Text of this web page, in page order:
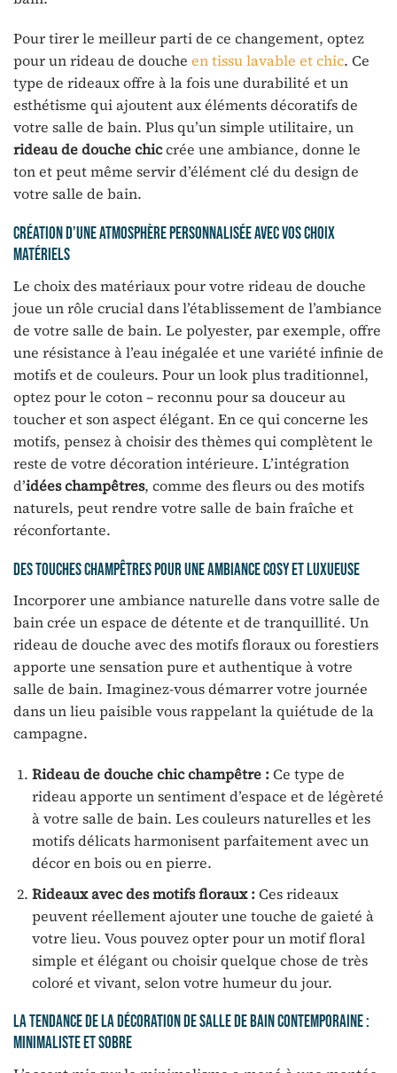
Pour tirer le meilleur parti de ce changement, optez
pour un rideau de douche en tissu lavable et chic. Ce
type de rideaux offre à la fois une durabilité et un
esthétisme qui ajoutent aux éléments décoratifs de
votre salle de bain. Plus qu’un simple utilitaire, un
rideau de douche chiccrée une ambiance, donne le
ton et peut même servir d’élément clé du design de
votre salle de bain.
Création d’une atmosphère personnalisée avec vos choix
matériels
Le choix des matériaux pour votre rideau de douche
joue un rôle crucial dans l’établissement de l’ambiance
de votre salle de bain. Le polyester, par exemple, offre
une résistance à l’eau inégalée et une variété infinie de
motifs et de couleurs. Pour un look plus traditionnel,
optez pour le coton – reconnu pour sa douceur au
toucher et son aspect élégant. En ce qui concerne les
motifs, pensez à choisir des thèmes qui complètent le
reste de votre décoration intérieure. L’intégration
d’idées champêtres, comme des fleurs ou des motifs
naturels, peut rendre votre salle de bain fraîche et
réconfortante.
Des touches champêtres pour une ambiance cosy et luxueuse
Incorporer une ambiance naturelle dans votre salle de
bain crée un espace de détente et de tranquillité. Un
rideau de douche avec des motifs floraux ou forestiers
apporte une sensation pure et authentique à votre
salle de bain. Imaginez-vous démarrer votre journée
dans un lieu paisible vous rappelant la quiétude de la
campagne.
Rideau de douche chic champêtre :Ce type de
rideau apporte un sentiment d’espace et de légèreté
à votre salle de bain. Les couleurs naturelles et les
motifs délicats harmonisent parfaitement avec un
décor en bois ou en pierre.
Rideaux avec des motifs floraux :Ces rideaux
peuvent réellement ajouter une touche de gaieté à
votre lieu. Vous pouvez opter pour un motif floral
simple et élégant ou choisir quelque chose de très
coloré et vivant, selon votre humeur du jour.
La tendance de la décoration de salle de bain contemporaine :
minimaliste et sobre